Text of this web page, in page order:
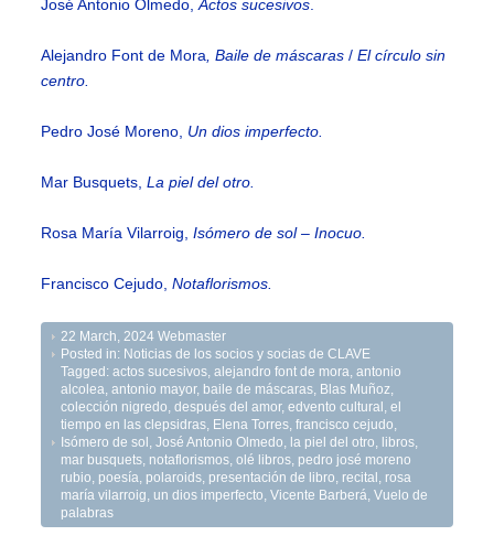
José Antonio Olmedo,Actos sucesivos
Alejandro Font de Mora , Baile de máscaras / El círculo sin
centro.
Pedro José Moreno, Un dios imperfecto.
Mar Busquets,La piel del otro.
Rosa María Vilarroig, Isómero de sol – Inocuo.
Francisco Cejudo,Notaflorismos.
22 March, 2024 Webmaster
Posted in: Noticias de los socios y socias de CLAVE
Tagged:actos sucesivos ,alejandro font de mora ,antonio
alcolea ,antonio mayor, baile de máscaras Blas Muñoz
colección nigredo ,después del amor,edvento cultural ,el
tiempo en las clepsidras
Elena Torres ,francisco cejudo
Isómero de sol
,José Antonio Olmedo la piel del otro libros
mar busquets notaflorismos ,olé libros pedro josé moreno
rubio
poesía polaroids presentación de libro recital
rosa
maría vilarroig
un dios imperfecto ,Vicente Barberá ,Vuelo de
palabras